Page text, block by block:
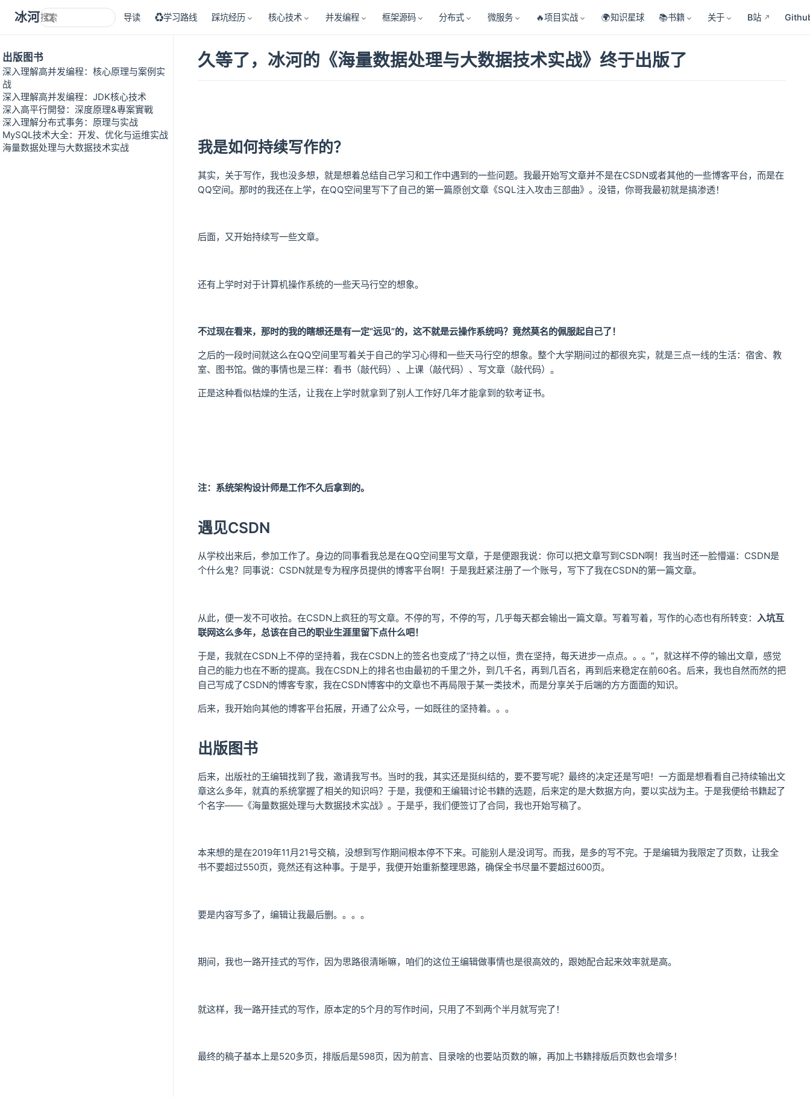
冰河技术 导读 ♻学习路线 踩坑经历 核心技术 并发编程 框架源码 分布式 微服务 🔥项目实战 🌍知识星球 📚书籍 关于 B站
出版图书
深入理解高并发编程：核心原理与案例实
战
深入理解高并发编程：JDK核心技术
深入高平行開發：深度原理&專案實戰
深入理解分布式事务：原理与实战
MySQL技术大全：开发、优化与运维实战
海量数据处理与大数据技术实战
久等了，冰河的《海量数据处理与大数据技术实战》终于出版了
我是如何持续写作的？
其实，关于写作，我也没多想，就是想着总结自己学习和工作中遇到的一些问题。我最开始写文章并不是在CSDN或者其他的一些博客平台，而是在
QQ空间。那时的我还在上学，在QQ空间里写下了自己的第一篇原创文章《SQL注入攻击三部曲》。没错，你哥我最初就是搞渗透！
后面，又开始持续写一些文章。
还有上学时对于计算机操作系统的一些天马行空的想象。
不过现在看来，那时的我的瞎想还是有一定“远见”的，这不就是云操作系统吗？竟然莫名的佩服起自己了！
之后的一段时间就这么在QQ空间里写着关于自己的学习心得和一些天马行空的想象。整个大学期间过的都很充实，就是三点一线的生活：宿舍、教
室、图书馆。做的事情也是三样：看书（敲代码）、上课（敲代码）、写文章（敲代码）。
正是这种看似枯燥的生活，让我在上学时就拿到了别人工作好几年才能拿到的软考证书。
注：系统架构设计师是工作不久后拿到的。
遇见CSDN
从学校出来后，参加工作了。身边的同事看我总是在QQ空间里写文章，于是便跟我说：你可以把文章写到CSDN啊！我当时还一脸懵逼：CSDN是
个什么鬼？同事说：CSDN就是专为程序员提供的博客平台啊！于是我赶紧注册了一个账号，写下了我在CSDN的第一篇文章。
从此，便一发不可收拾。在CSDN上疯狂的写文章。不停的写，不停的写，几乎每天都会输出一篇文章。写着写着，写作的心态也有所转变：
入坑互
联网这么多年，总该在自己的职业生涯里留下点什么吧！
于是，我就在CSDN上不停的坚持着，我在CSDN上的签名也变成了“持之以恒，贵在坚持，每天进步一点点。。。”，就这样不停的输出文章，感觉
自己的能力也在不断的提高。我在CSDN上的排名也由最初的千里之外，到几千名，再到几百名，再到后来稳定在前60名。后来，我也自然而然的把
自己写成了CSDN的博客专家，我在CSDN博客中的文章也不再局限于某一类技术，而是分享关于后端的方方面面的知识。
后来，我开始向其他的博客平台拓展，开通了公众号，一如既往的坚持着。。。
出版图书
后来，出版社的王编辑找到了我，邀请我写书。当时的我，其实还是挺纠结的，要不要写呢？最终的决定还是写吧！一方面是想看看自己持续输出文
章这么多年，就真的系统掌握了相关的知识吗？于是，我便和王编辑讨论书籍的选题，后来定的是大数据方向，要以实战为主。于是我便给书籍起了
个名字——《海量数据处理与大数据技术实战》。于是乎，我们便签订了合同，我也开始写稿了。
本来想的是在2019年11月21号交稿，没想到写作期间根本停不下来。可能别人是没词写。而我，是多的写不完。于是编辑为我限定了页数，让我全
书不要超过550页，竟然还有这种事。于是乎，我便开始重新整理思路，确保全书尽量不要超过600页。
要是内容写多了，编辑让我最后删。。。。
期间，我也一路开挂式的写作，因为思路很清晰嘛，咱们的这位王编辑做事情也是很高效的，跟她配合起来效率就是高。
就这样，我一路开挂式的写作，原本定的5个月的写作时间，只用了不到两个半月就写完了！
最终的稿子基本上是520多页，排版后是598页，因为前言、目录啥的也要站页数的嘛，再加上书籍排版后页数也会增多！